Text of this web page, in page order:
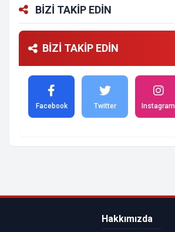
BİZİ TAKİP EDİN
BİZİ TAKİP EDİN
Facebook Twitter Instagram
Hakkımızda